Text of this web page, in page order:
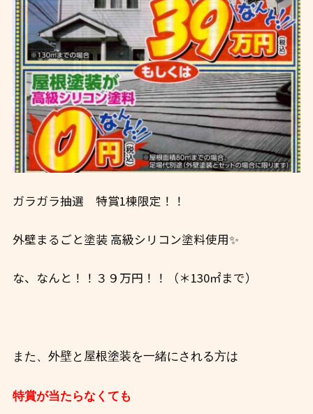
ガラガラ抽選 特賞1棟限定！！
外壁まるごと塗装 高級シリコン塗料使用✨
な、なんと！！３９万円！！（＊130㎡まで）
また、外壁と屋根塗装を一緒にされる方は
特賞が当たらなくても